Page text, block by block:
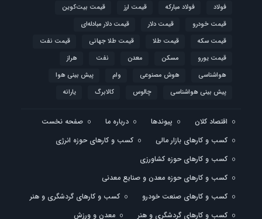
فولاد
فولاد مبارکه قیمت ارز
قیمت بیت‌کوین
قیمت خودرو
قیمت دلار
قیمت دلار مبادله‌ای
قیمت سکه
قیمت طلا قیمت طلا جهانی
قیمت نفت
قیمت یورو
مسکن معدن نفت
هراز
هواشناسی
هوش مصنوعی وام
پیش بینی هوا
پیش بینی هواشناسی
چالوس کالابرگ یارانه
اقتصاد کلان پیوندها درباره ما
صفحه نخست
کسب و کارهای بازار مالی
کسب و کارهای حوزه انرژی
کسب و کارهای حوزه کشاورزی
کسب و کارهای حوزه معدن و صنایع معدنی
کسب و کارهای صنعت خودرو
کسب و کارهای گردشگری و هنر
کسب و کارهای گردشگری و هنر
معدن و ورزش